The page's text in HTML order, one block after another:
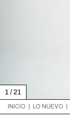
1 / 21
INICIO | LO NUEVO |